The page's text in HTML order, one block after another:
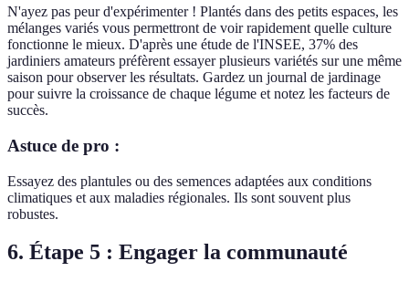
N'ayez pas peur d'expérimenter ! Plantés dans des petits espaces, les
mélanges variés vous permettront de voir rapidement quelle culture
fonctionne le mieux. D'après une étude de l'INSEE, 37% des
jardiniers amateurs préfèrent essayer plusieurs variétés sur une même
saison pour observer les résultats. Gardez un journal de jardinage
pour suivre la croissance de chaque légume et notez les facteurs de
succès.
Astuce de pro :
Essayez des plantules ou des semences adaptées aux conditions
climatiques et aux maladies régionales. Ils sont souvent plus
robustes.
6. Étape 5 : Engager la communauté